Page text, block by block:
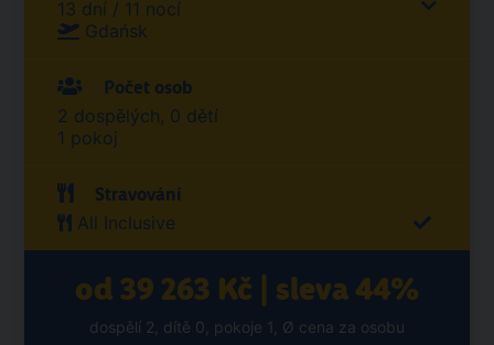
13 dní / 11 nocí
Gdańsk
Počet osob
2 dospělých, 0 dětí
1 pokoj
Stravování
All Inclusive
od 39 263 Kč | sleva 44%
dospělí 2, dítě 0, pokoje 1, Ø cena za osobu